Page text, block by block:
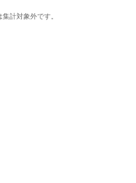
計対象外です。